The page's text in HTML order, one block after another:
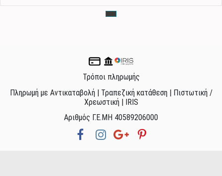
Τρόποι πληρωμής
Πληρωμή με Αντικαταβολή | Τραπεζική κατάθεση | Πιστωτική /
Χρεωστική | IRIS
Αριθμός Γ.Ε.ΜΗ 40589206000